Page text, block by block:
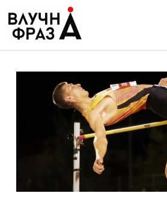
содержимому
Гроші
Лайфстайл
ТехноНаука